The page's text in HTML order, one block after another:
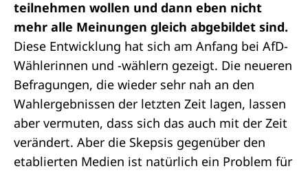
teilnehmen wollen und dann eben nicht
mehr alle Meinungen gleich abgebildet sind.
Diese Entwicklung hat sich am Anfang bei AfD-
Wählerinnen und -wählern gezeigt. Die neueren
Befragungen, die wieder sehr nah an den
Wahlergebnissen der letzten Zeit lagen, lassen
aber vermuten, dass sich das auch mit der Zeit
verändert. Aber die Skepsis gegenüber den
etablierten Medien ist natürlich ein Problem für